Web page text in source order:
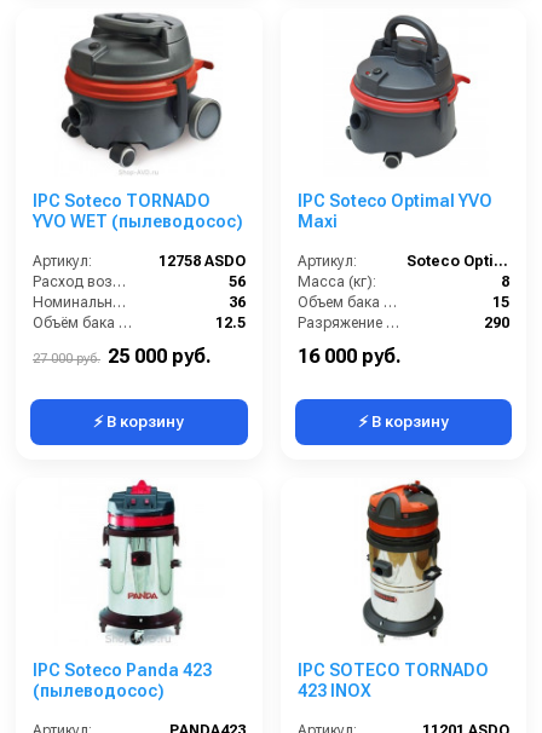
IPC Soteco TORNADO
YVO WET (пылеводосос)
Артикул:
12758 ASDO
Расход воздуха (л/сек):
56
Номинальный диаметр принадлежностей (мм):
36
Объём бака (л):
12.5
27 000 руб. 25 000 руб.
⚡ В корзину
IPC Soteco Optimal YVO
Maxi
Артикул:
Soteco Optimal YVO Maxi
Масса (кг):
8
Объем бака (л):
15
Разряжение (мБар):
290
16 000 руб.
⚡ В корзину
IPC Soteco Panda 423
(пылеводосос)
IPC SOTECO TORNADO
423 INOX